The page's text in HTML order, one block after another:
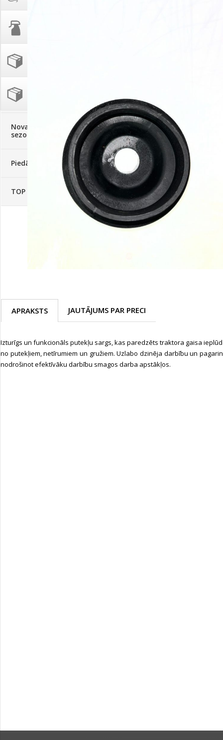
Tomātu diena 21.augustā
Ievešanas atļaujas 2025
Visas datu drošības lapas (DDL)
vienuviet
Klientu Diena
Novatec - izcils mēslošanai arī
sezonas otrajā pusē!
Piedāvājums ābeļdārziem
TOP piemājas dārzam 2024
APRAKSTS JAUTĀJUMS PAR PRECI
Izturīgs un funkcionāls putekļu sargs, kas paredzēts traktora gaisa
no putekļiem, netīrumiem un gružiem. Uzlabo dzinēja darbību un
nodrošinot efektīvāku darbību smagos darba apstākļos.